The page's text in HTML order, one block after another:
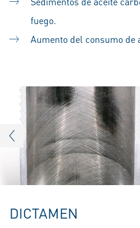
fuego.
Aumento del consumo de
DICTAMEN